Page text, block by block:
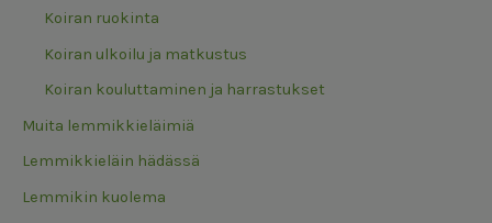
Koiran ruokinta
Koiran ulkoilu ja matkustus
Koiran kouluttaminen ja harrastukset
Muita lemmikkieläimiä
Lemmikkieläin hädässä
Lemmikin kuolema